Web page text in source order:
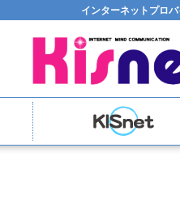
インターネットプロ